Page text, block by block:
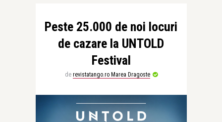
Peste 25.000 de noi locuri
de cazare la UNTOLD
Festival
de revistatango.ro Marea Dragoste